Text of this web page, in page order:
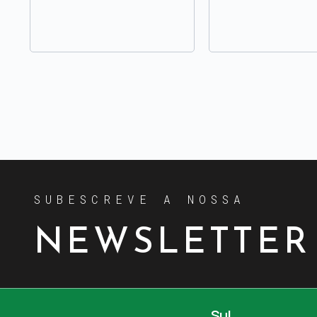
SUBESCREVE A NOSSA
NEWSLETTER